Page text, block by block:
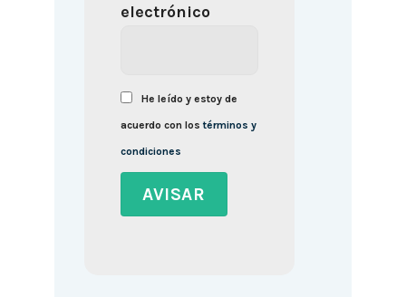
electrónico
He leído y estoy de
acuerdo con lostérminos y
condiciones